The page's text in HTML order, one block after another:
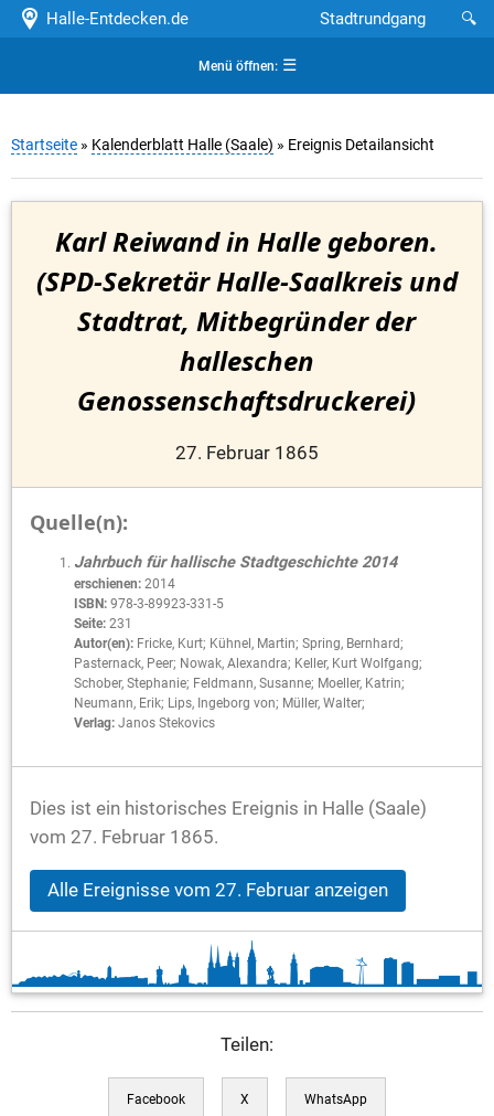
Halle-Entdecken.de 🔍
Stadtrundgang
Menü öffnen:☰
Startseite » Kalenderblatt Halle (Saale) » Ereignis Detailansicht
Karl Reiwand in Halle geboren.
(SPD-Sekretär Halle-Saalkreis und
Stadtrat, Mitbegründer der
halleschen
Genossenschaftsdruckerei)
27. Februar 1865
Quelle(n):
Jahrbuch für hallische Stadtgeschichte 2014
erschienen: 2014
ISBN: 978-3-89923-331-5
Seite: 231
Autor(en): Fricke, Kurt; Kühnel, Martin; Spring, Bernhard;
Pasternack, Peer; Nowak, Alexandra; Keller, Kurt Wolfgang;
Schober, Stephanie; Feldmann, Susanne; Moeller, Katrin;
Neumann, Erik; Lips, Ingeborg von; Müller, Walter;
Verlag: Janos Stekovics
Dies ist ein historisches Ereignis in Halle (Saale)
vom 27. Februar 1865.
Alle Ereignisse vom 27. Februar anzeigen
Teilen:
Facebook X WhatsApp